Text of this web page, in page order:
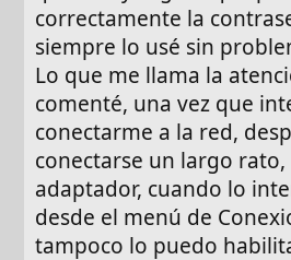
correctamente la
siempre lo usé sin
Lo que me llama la
comenté, una vez que
conectarme a la red,
conectarse un largo
adaptador, cuando lo
desde el menú de
tampoco lo puedo